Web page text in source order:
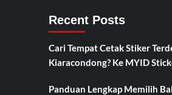
Recent Posts
Cari Tempat Cetak Stiker
Kiaracondong? Ke MYID
Panduan Lengkap Memilih